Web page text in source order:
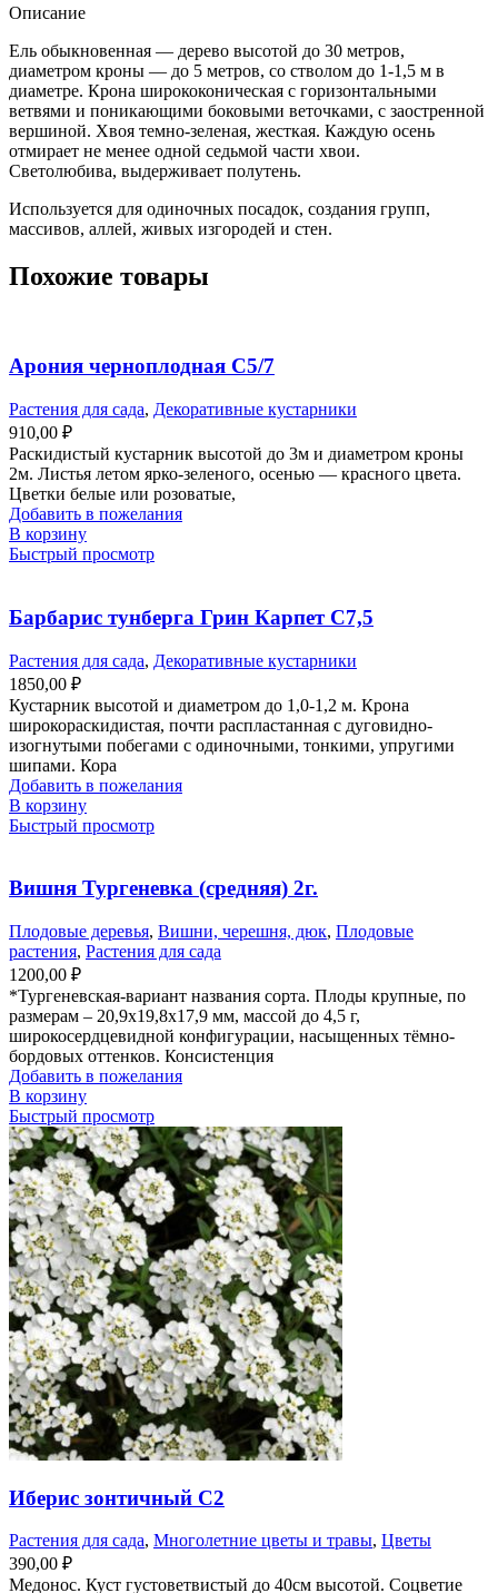
Описание
Ель обыкновенная — дерево высотой до 30 метров,
диаметром кроны — до 5 метров, со стволом до 1-1,5 м в
диаметре. Крона ширококоническая с горизонтальными
ветвями и поникающими боковыми веточками, с заостренной
вершиной. Хвоя темно-зеленая, жесткая. Каждую осень
отмирает не менее одной седьмой части хвои.
Светолюбива, выдерживает полутень.
Используется для одиночных посадок, создания групп,
массивов, аллей, живых изгородей и стен.
Похожие товары
Арония черноплодная С5/7
Растения для сада, Декоративные кустарники
910,00 ₽
Раскидистый кустарник высотой до 3м и диаметром кроны
2м. Листья летом ярко-зеленого, осенью — красного цвета.
Цветки белые или розоватые,
Добавить в пожелания
В корзину
Быстрый просмотр
Барбарис тунберга Грин Карпет С7,5
Растения для сада, Декоративные кустарники
1850,00 ₽
Кустарник высотой и диаметром до 1,0-1,2 м. Крона
широкораскидистая, почти распластанная с дуговидно-
изогнутыми побегами с одиночными, тонкими, упругими
шипами. Кора
Добавить в пожелания
В корзину
Быстрый просмотр
Вишня Тургеневка (средняя) 2г.
Плодовые деревья, Вишни, черешня, дюк, Плодовые
растения, Растения для сада
1200,00 ₽
*Тургеневская-вариант названия сорта. Плоды крупные, по
размерам – 20,9х19,8х17,9 мм, массой до 4,5 г,
широкосердцевидной конфигурации, насыщенных тёмно-
бордовых оттенков. Консистенция
Добавить в пожелания
В корзину
Быстрый просмотр
Иберис зонтичный С2
Растения для сада, Многолетние цветы и травы, Цветы
390,00 ₽
Медонос. Куст густоветвистый до 40см высотой. Соцветие